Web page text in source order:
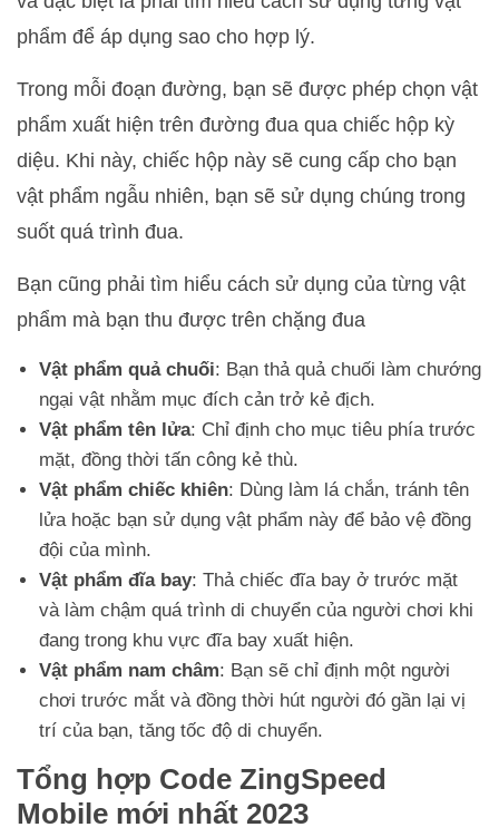
phẩm để áp dụng sao cho hợp lý.
Trong mỗi đoạn đường, bạn sẽ được phép chọn vật
phẩm xuất hiện trên đường đua qua chiếc hộp kỳ
diệu. Khi này, chiếc hộp này sẽ cung cấp cho bạn
vật phẩm ngẫu nhiên, bạn sẽ sử dụng chúng trong
suốt quá trình đua.
Bạn cũng phải tìm hiểu cách sử dụng của từng vật
phẩm mà bạn thu được trên chặng đua
Vật phẩm quả chuối: Bạn thả quả chuối làm chướng
ngại vật nhằm mục đích cản trở kẻ địch.
Vật phẩm tên lửa: Chỉ định cho mục tiêu phía trước
mặt, đồng thời tấn công kẻ thù.
Vật phẩm chiếc khiên: Dùng làm lá chắn, tránh tên
lửa hoặc bạn sử dụng vật phẩm này để bảo vệ đồng
đội của mình.
Vật phẩm đĩa bay: Thả chiếc đĩa bay ở trước mặt
và làm chậm quá trình di chuyển của người chơi khi
đang trong khu vực đĩa bay xuất hiện.
Vật phẩm nam châm: Bạn sẽ chỉ định một người
chơi trước mắt và đồng thời hút người đó gần lại vị
trí của bạn, tăng tốc độ di chuyển.
Tổng hợp Code ZingSpeed
Mobile mới nhất 2023